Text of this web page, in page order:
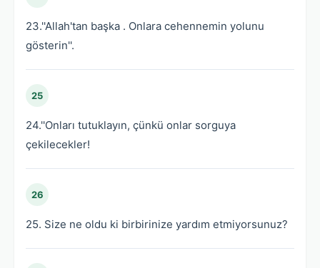
23.''Allah'tan başka . Onlara cehennemin yolunu
gösterin''.
25
24.''Onları tutuklayın, çünkü onlar sorguya
çekilecekler!
26
25. Size ne oldu ki birbirinize yardım etmiyorsunuz?